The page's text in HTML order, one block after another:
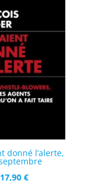
donné l’alerte,
17,90€